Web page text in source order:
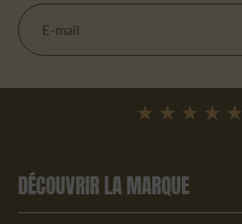
E-mail
★★★★★
★★★★★
DÉCOUVRIR LA MARQUE